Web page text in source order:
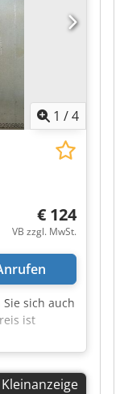
1 /4
€ 124
VB zzgl. MwSt.
Sie sich auch
ist
Kleinanzeige